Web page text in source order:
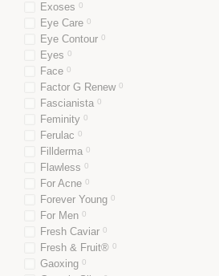
Exoses 0
Eye Care 0
Eye Contour 0
Eyes 0
Face 0
Factor G Renew 0
Fascianista 0
Feminity 0
Ferulac 0
Fillderma 0
Flawless 0
For Acne 0
Forever Young 0
For Men 0
Fresh Caviar 0
Fresh & Fruit® 0
Gaoxing 0